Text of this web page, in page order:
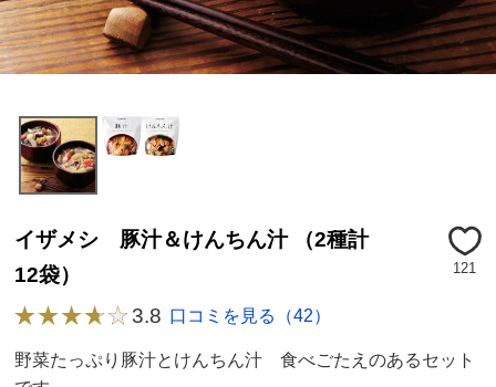
イザメシ 豚汁＆けんちん汁 （2種計
12袋）
121
3.8 口コミを見る（42）
野菜たっぷり豚汁とけんちん汁 食べごたえのあるセット